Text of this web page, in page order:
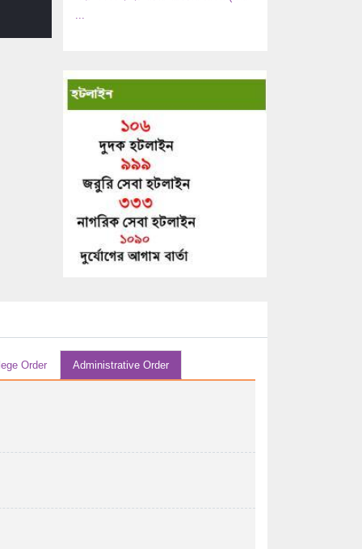
...
যুক্তিবিদ্যা ...
02/08/2026 10:08 AM
এইচ এস সি-২০২৬ সালের পরীক্ষকের তালিকা (বিষয়ঃ
29/07/2026 04:07 AM
এইচ এস সি-২০২৬ সালের পরীক্ষকের তালিকা (বিষয়ঃ
29/07/2026 04:07 AM
এইচ এস সি-২০২৬ সালের পরীক্ষকের তালিকা (বিষয়ঃ
হিসাববিজ্ঞান ...
মূল্যায়নের পর ...
২০২৬ সালের এইচএসসি/সমমান পরীক্ষায় অংশগ্রহণ
Order Administrative Order